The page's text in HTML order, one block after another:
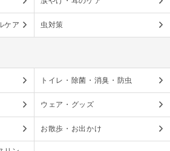
ケア 虫対策
トイレ・除菌・消臭・防虫
ウェア・グッズ
お散歩・お出かけ